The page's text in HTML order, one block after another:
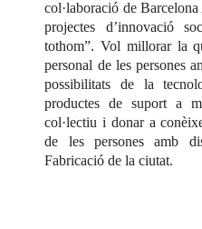
col·laboració de
projectes d’innovació
tothom”. Vol millorar la
personal de les persones
possibilitats de la
productes de suport a
col·lectiu i donar a
de les persones amb
Fabricació de la ciutat.